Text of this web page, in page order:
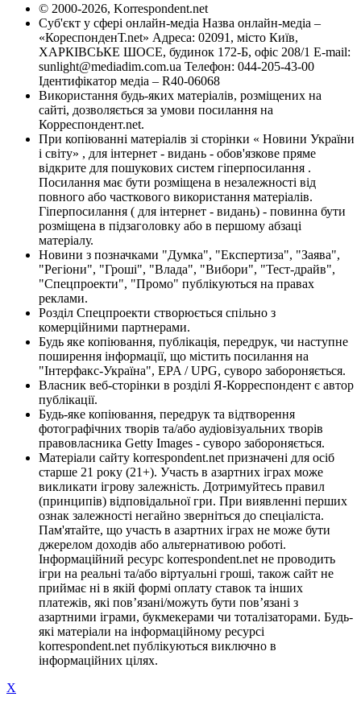
© 2000-2026, Korrespondent.net
Суб'єкт у сфері онлайн-медіа Назва онлайн-медіа –
«КореспонденТ.net» Адреса: 02091, місто Київ,
ХАРКІВСЬКЕ ШОСЕ, будинок 172-Б, офіс 208/1 E-mail:
sunlight@mediadim.com.ua Телефон: 044-205-43-00
Ідентифікатор медіа – R40-06068
Використання будь-яких матеріалів, розміщених на
сайті, дозволяється за умови посилання на
Корреспондент.net.
При копіюванні матеріалів зі сторінки « Новини України
і світу» , для інтернет - видань - обов'язкове пряме
відкрите для пошукових систем гіперпосилання .
Посилання має бути розміщена в незалежності від
повного або часткового використання матеріалів.
Гіперпосилання ( для інтернет - видань) - повинна бути
розміщена в підзаголовку або в першому абзаці
матеріалу.
Новини з позначками "Думка", "Експертиза", "Заява",
"Регіони", "Гроші", "Влада", "Вибори", "Тест-драйв",
"Спецпроекти", "Промо" публікуються на правах
реклами.
Розділ Спецпроекти створюється спільно з
комерційними партнерами.
Будь яке копіювання, публікація, передрук, чи наступне
поширення інформації, що містить посилання на
"Інтерфакс-Україна", EPA / UPG, суворо забороняється.
Власник веб-сторінки в розділі Я-Корреспондент є автор
публікації.
Будь-яке копіювання, передрук та відтворення
фотографічних творів та/або аудіовізуальних творів
правовласника Getty Images - суворо забороняється.
Матеріали сайту korrespondent.net призначені для осіб
старше 21 року (21+). Участь в азартних іграх може
викликати ігрову залежність. Дотримуйтесь правил
(принципів) відповідальної гри. При виявленні перших
ознак залежності негайно зверніться до спеціаліста.
Пам'ятайте, що участь в азартних іграх не може бути
джерелом доходів або альтернативою роботі.
Інформаційний ресурс korrespondent.net не проводить
ігри на реальні та/або віртуальні гроші, також сайт не
приймає ні в якій формі оплату ставок та інших
платежів, які пов’язані/можуть бути пов’язані з
азартними іграми, букмекерами чи тоталізаторами. Будь-
які матеріали на інформаційному ресурсі
korrespondent.net публікуються виключно в
інформаційних цілях.
X